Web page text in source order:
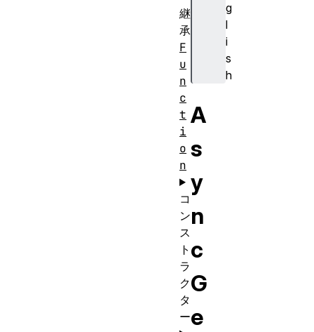
g
l
i
s
h
A
s
y
n
c
G
e
継
承
F
u
n
c
t
i
o
n
コ
ン
ス
ト
ラ
ク
タ
ー